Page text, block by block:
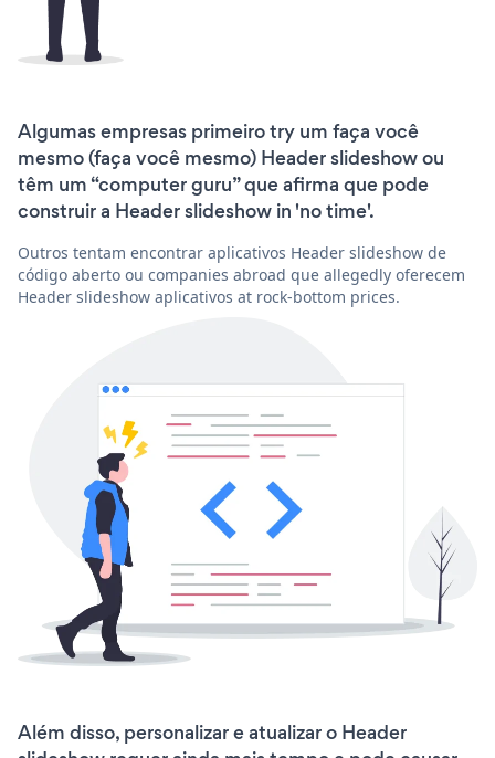
Algumas empresas primeiro try um faça você
mesmo (faça você mesmo) Header slideshow ou
têm um “computer guru” que afirma que pode
construir a Header slideshow in 'no time'.
Outros tentam encontrar aplicativos Header slideshow de
código aberto ou companies abroad que allegedly oferecem
Header slideshow aplicativos at rock-bottom prices.
Além disso, personalizar e atualizar o Header